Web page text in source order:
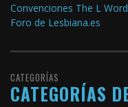
Convenciones The L Word
Foro de Lesbiana.es
CATEGORÍAS
CATEGORÍAS